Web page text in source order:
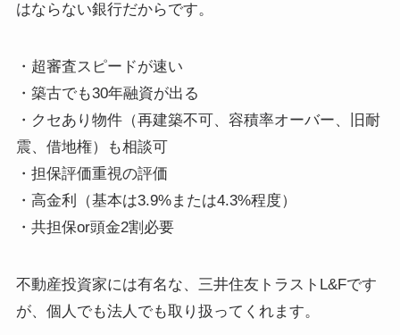
はならない銀行だからです。
・超審査スピードが速い
・築古でも30年融資が出る
・クセあり物件（再建築不可、容積率オーバー、旧耐
震、借地権）も相談可
・担保評価重視の評価
・高金利（基本は3.9%または4.3%程度）
・共担保or頭金2割必要
不動産投資家には有名な、三井住友トラストL&Fです
が、個人でも法人でも取り扱ってくれます。